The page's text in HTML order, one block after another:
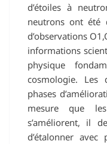
d’étoiles à
neutrons ont été
d’observations
informations
physique
cosmologie. Les
phases
mesure que
s’améliorent, il
d’étalonner